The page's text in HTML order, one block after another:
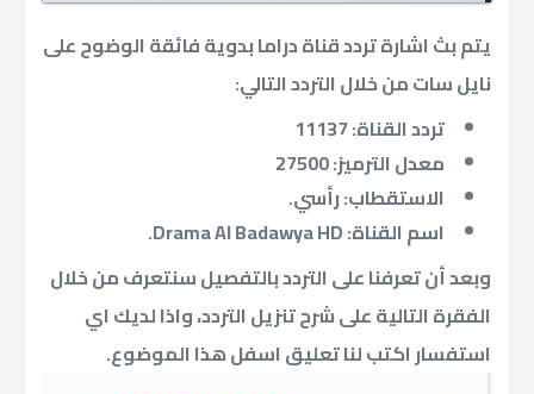
يتم بث اشارة تردد قناة دراما بدوية فائقة الوضوح على
نايل سات من خلال التردد التالي:
تردد القناة: 11137
معدل الترميز: 27500
الاستقطاب: رأسي.
اسم القناة: Drama Al Badawya HD.
وبعد أن تعرفنا على التردد بالتفصيل سنتعرف من خلال
الفقرة التالية على شرح تنزيل التردد، واذا لديك اي
استفسار اكتب لنا تعليق اسفل هذا الموضوع.